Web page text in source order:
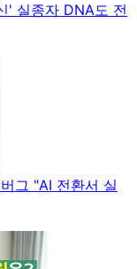
' 실종자 DNA도 전
그 "AI 전환서 실